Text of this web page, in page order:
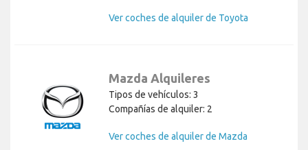
Ver coches de alquiler de Toyota
Mazda Alquileres
Tipos de vehículos: 3
Compañías de alquiler: 2
Ver coches de alquiler de Mazda